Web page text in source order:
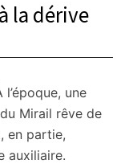
la dérive
une
Mirail rêve de
en partie,
auxiliaire.